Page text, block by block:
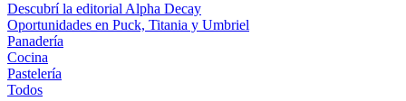
Descubrí la editorial Alpha Decay
Oportunidades en Puck, Titania y Umbriel
Panadería
Cocina
Pastelería
Todos